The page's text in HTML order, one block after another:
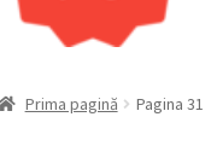
Prima pagină Pagina 31